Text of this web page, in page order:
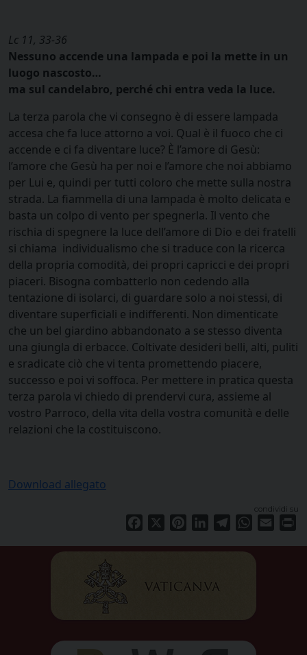
Lc 11, 33-36
Nessuno accende una lampada e poi la mette in un
luogo nascosto…
ma sul candelabro, perché chi entra veda la luce.
La terza parola che vi consegno è di essere lampada
accesa che fa luce attorno a voi. Qual è il fuoco che ci
accende e ci fa diventare luce? È l’amore di Gesù:
l’amore che Gesù ha per noi e l’amore che noi abbiamo
per Lui e, quindi per tutti coloro che mette sulla nostra
strada. La fiammella di una lampada è molto delicata e
basta un colpo di vento per spegnerla. Il vento che
rischia di spegnere la luce dell’amore di Dio e dei fratelli
si chiama individualismo che si traduce con la ricerca
della propria comodità, dei propri capricci e dei propri
piaceri. Bisogna combatterlo non cedendo alla
tentazione di isolarci, di guardare solo a noi stessi, di
diventare superficiali e indifferenti. Non dimenticate
che un bel giardino abbandonato a se stesso diventa
una giungla di erbacce. Coltivate desideri belli, alti, puliti
e sradicate ciò che vi tenta promettendo piacere,
successo e poi vi soffoca. Per mettere in pratica questa
terza parola vi chiedo di prendervi cura, assieme al
vostro Parroco, della vita della vostra comunità e delle
relazioni che la costituiscono.
Download allegato
condividi su
Facebook PinterestLinkedInTelegramWhatsApp
Email